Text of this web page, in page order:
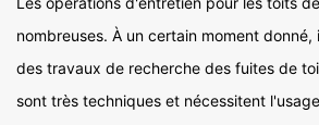
nombreuses. À un certain moment
des travaux de recherche des fuites de
sont très techniques et nécessitent